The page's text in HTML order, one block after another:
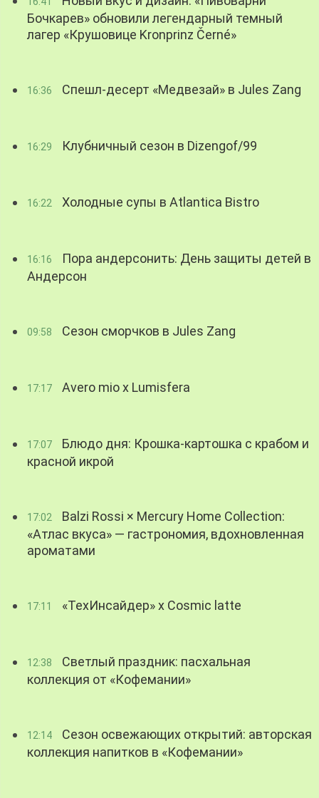
Бочкарев» обновили легендарный темный
лагер «Крушовице Kronprinz Černé»
16:36 Спешл-десерт «Медвезай» в Jules Zang
16:29 Клубничный сезон в Dizengof/99
16:22 Холодные супы в Atlantica Bistro
16:16
Пора андерсонить: День защиты детей в
Андерсон
09:58 Сезон сморчков в Jules Zang
17:17 Avero mio x Lumisfera
17:07
Блюдо дня: Крошка-картошка с крабом и
красной икрой
17:02
Balzi Rossi × Mercury Home Collection:
«Атлас вкуса» — гастрономия, вдохновленная
ароматами
17:11 «ТехИнсайдер» х Cosmic latte
12:38
Светлый праздник: пасхальная
коллекция от «Кофемании»
12:14
Сезон освежающих открытий: авторская
коллекция напитков в «Кофемании»